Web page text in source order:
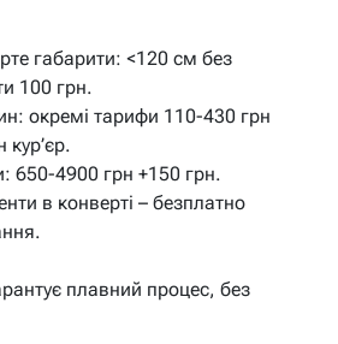
габарити: <120 см без
100 грн.
окремі тарифи 110-430 грн
кур’єр.
650-4900 грн +150 грн.
в конверті – безплатно
плавний процес, без